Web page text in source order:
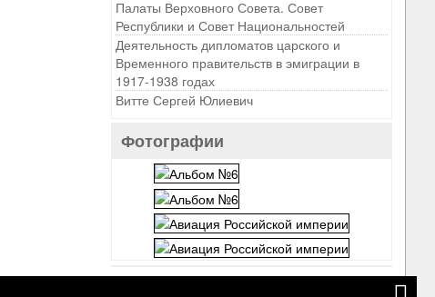
Палаты Верховного Совета. Совет
Республики и Совет Национальностей
Деятельность дипломатов царского и
Временного правительств в эмиграции в
1917-1938 годах
Витте Сергей Юлиевич
Фотографии